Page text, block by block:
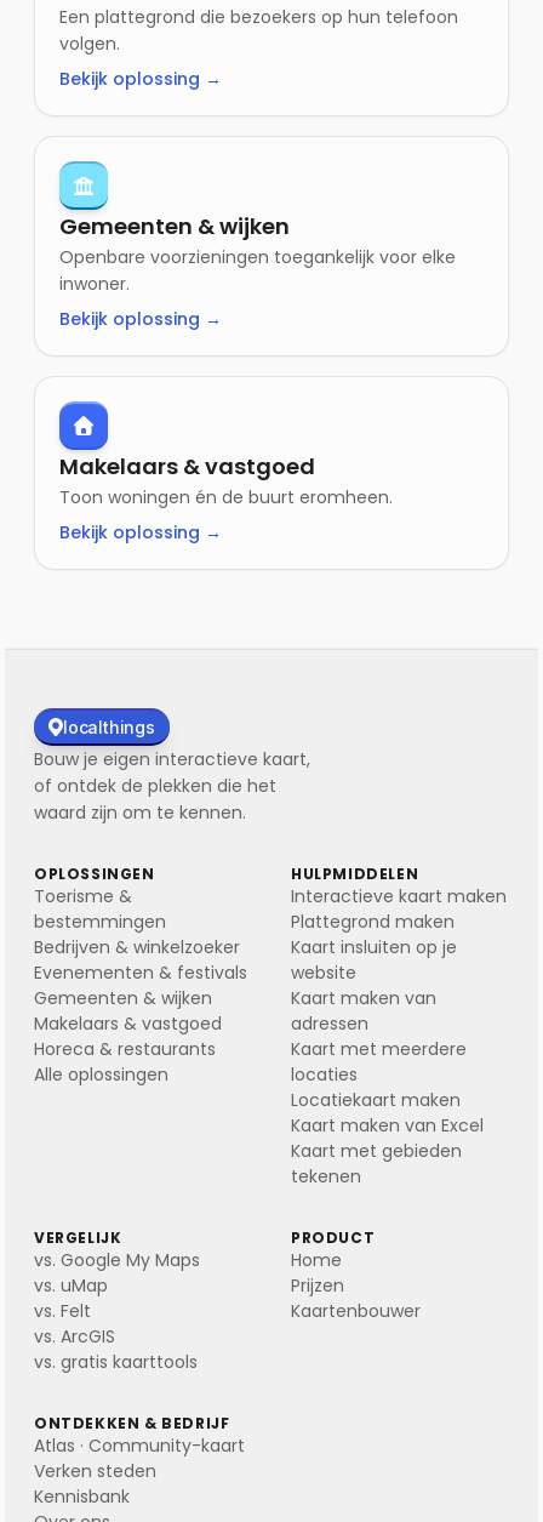
Een plattegrond die bezoekers op hun telefoon
volgen.
Bekijk oplossing →
Gemeenten & wijken
Openbare voorzieningen toegankelijk voor elke
inwoner.
Bekijk oplossing →
Makelaars & vastgoed
Toon woningen én de buurt eromheen.
Bekijk oplossing →
localthings
Bouw je eigen interactieve kaart,
of ontdek de plekken die het
waard zijn om te kennen.
OPLOSSINGEN
Toerisme &
bestemmingen
Bedrijven & winkelzoeker
Evenementen & festivals
Gemeenten & wijken
Makelaars & vastgoed
Horeca & restaurants
Alle oplossingen
HULPMIDDELEN
Interactieve kaart maken
Plattegrond maken
Kaart insluiten op je
website
Kaart maken van
adressen
Kaart met meerdere
locaties
Locatiekaart maken
Kaart maken van Excel
Kaart met gebieden
tekenen
VERGELIJK
vs. Google My Maps
vs. uMap
vs. Felt
vs. ArcGIS
vs. gratis kaarttools
PRODUCT
Home
Prijzen
Kaartenbouwer
ONTDEKKEN & BEDRIJF
Atlas · Community-kaart
Verken steden
Kennisbank